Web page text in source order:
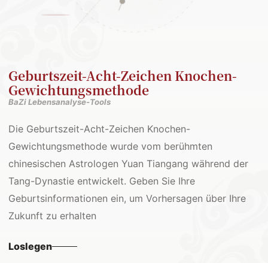
Geburtszeit-Acht-Zeichen Knochen-
Gewichtungsmethode
BaZi Lebensanalyse-Tools
Die Geburtszeit-Acht-Zeichen Knochen-
Gewichtungsmethode wurde vom berühmten
chinesischen Astrologen Yuan Tiangang während der
Tang-Dynastie entwickelt. Geben Sie Ihre
Geburtsinformationen ein, um Vorhersagen über Ihre
Zukunft zu erhalten
Loslegen